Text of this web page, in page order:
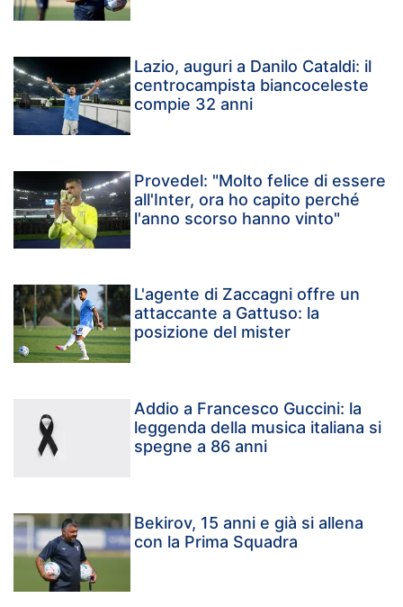
Lazio, auguri a Danilo Cataldi: il
centrocampista biancoceleste
compie 32 anni
Provedel: "Molto felice di essere
all'Inter, ora ho capito perché
l'anno scorso hanno vinto"
L'agente di Zaccagni offre un
attaccante a Gattuso: la
posizione del mister
Addio a Francesco Guccini: la
leggenda della musica italiana si
spegne a 86 anni
Bekirov, 15 anni e già si allena
con la Prima Squadra